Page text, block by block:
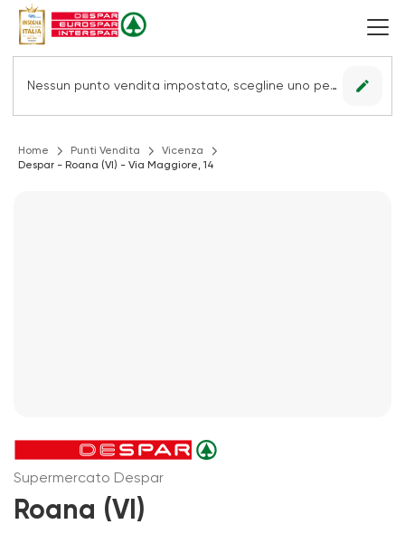
Nessun punto vendita impostato, scegline uno per vedere le offerte. edit
Home Punti Vendita
Vicenza
Despar - Roana (VI) - Via Maggiore, 14
Supermercato Despar
Roana (VI)